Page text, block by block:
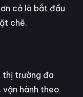
cả là bắt đầu
chẽ.
thị trường đa
vận hành theo